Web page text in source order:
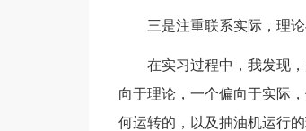
三是注重联系实际，理
在实习过程中，我发现
向于理论，一个偏向于实际
何运转的，以及抽油机运行